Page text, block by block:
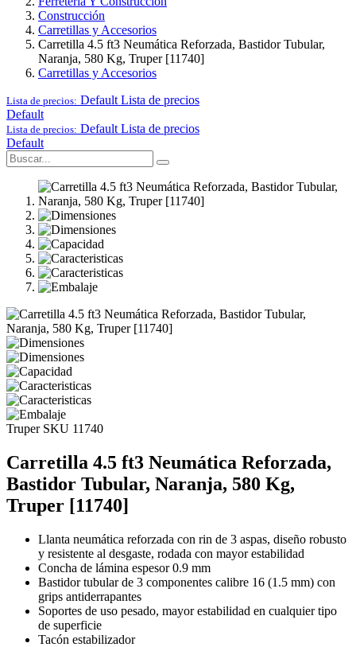
Construcción
Carretillas y Accesorios
Carretilla 4.5 ft3 Neumática Reforzada, Bastidor Tubular,
Naranja, 580 Kg, Truper [11740]
Carretillas y Accesorios
Lista de precios: Default Lista de precios
Default
Lista de precios: Default Lista de precios
Default
Truper SKU 11740
Carretilla 4.5 ft3 Neumática Reforzada,
Bastidor Tubular, Naranja, 580 Kg,
Truper [11740]
Llanta neumática reforzada con rin de 3 aspas, diseño robusto
y resistente al desgaste, rodada con mayor estabilidad
Concha de lámina espesor 0.9 mm
Bastidor tubular de 3 componentes calibre 16 (1.5 mm) con
grips antiderrapantes
Soportes de uso pesado, mayor estabilidad en cualquier tipo
de superficie
Tacón estabilizador